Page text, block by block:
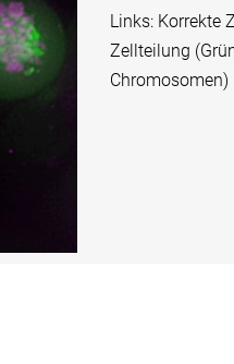
Links: Korrekte
Zellteilung
Chromosomen)